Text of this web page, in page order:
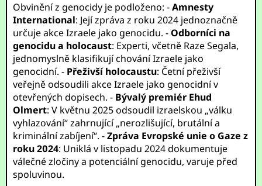
Obvinění z genocidy je podloženo: -Amnesty
International: Její zpráva z roku 2024 jednoznačně
určuje akce Izraele jako genocidu. -Odborníci na
genocidu a holocaust: Experti, včetně Raze Segala,
jednomyslně klasifikují chování Izraele jako
genocidní. - Přeživší holocaustu: Četní přeživší
veřejně odsoudili akce Izraele jako genocidní v
otevřených dopisech. - Bývalý premiér Ehud
Olmert: V květnu 2025 odsoudil izraelskou „válku
vyhlazování“ zahrnující „nerozlišující, brutální a
kriminální zabíjení“. -Zpráva Evropské unie o Gaze z
roku 2024: Uniklá v listopadu 2024 dokumentuje
válečné zločiny a potenciální genocidu, varuje před
spoluvinou.